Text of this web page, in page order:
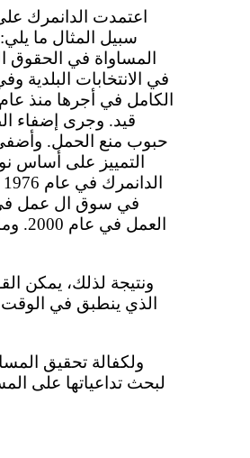
اعتمدت الدانمرك
التمييز على أساس
ونتيجة لذلك، يمكن
الذي ينطبق في الوقت
ولكفالة تحقيق
لبحث تداعياتها على